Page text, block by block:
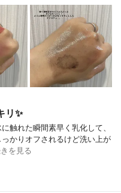
リ✨
触れた瞬間素早く乳化して、
かりオフされるけど洗い上が
を見る